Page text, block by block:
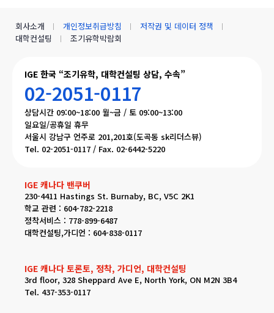
IGE 한국 “조기유학, 대학컨설팅 상담, 수속”
02-2051-0117
상담시간 09:00~18:00 월~금 / 토 09:00~13:00
일요일/공휴일 휴무
서울시 강남구 언주로 201,201호(도곡동 sk리더스뷰)
Tel. 02-2051-0117 / Fax. 02-6442-5220
IGE 캐나다 밴쿠버
230-4411 Hastings St. Burnaby, BC, V5C 2K1
학교 관련 : 604-782-2218
정착서비스 : 778-899-6487
대학컨설팅,가디언 : 604-838-0117
IGE 캐나다 토론토, 정착, 가디언, 대학컨설팅
3rd floor, 328 Sheppard Ave E, North York, ON M2N 3B4
Tel. 437-353-0117
회사소개 개인정보취급방침
저작권 및 데이터 정책
대학컨설팅
조기유학박람회